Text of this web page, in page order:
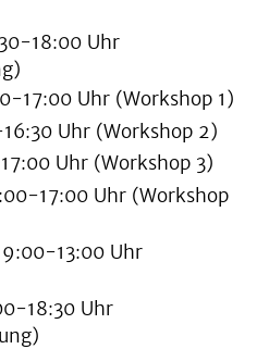
18:00 Uhr
17:00 Uhr (Workshop 1)
Uhr (Workshop 2)
Uhr (Workshop 3)
17:00 Uhr (Workshop
13:00 Uhr
18:30 Uhr